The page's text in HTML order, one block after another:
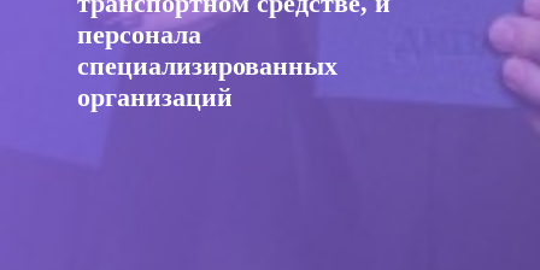
персонала
специализированных
организаций